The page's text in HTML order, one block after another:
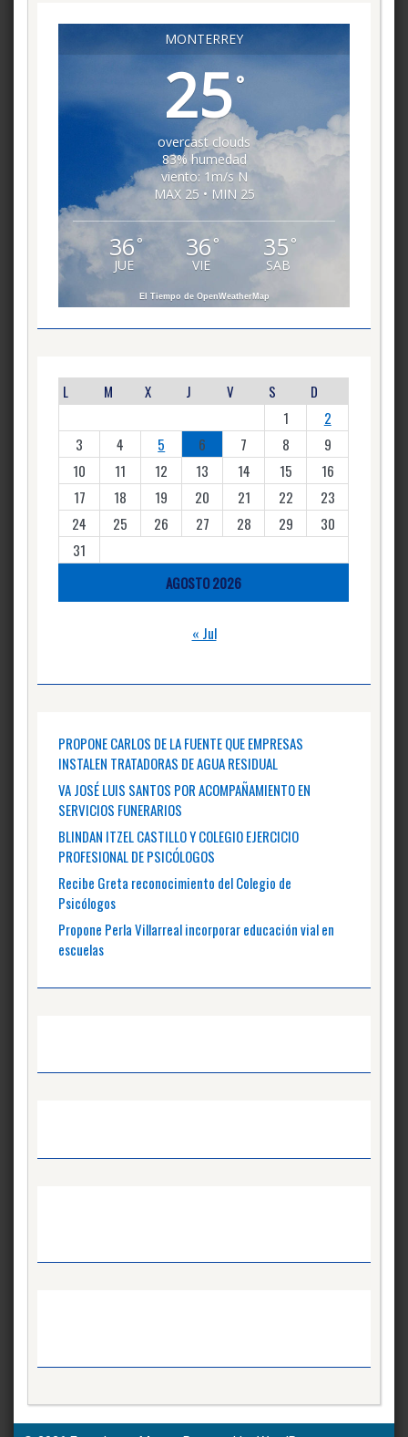
MONTERREY
25°
overcast clouds
83% humedad
viento: 1m/s N
MAX 25 • MIN 25
36 °
JUE
36 °
VIE
35 °
SAB
El Tiempo de OpenWeatherMap
AGOSTO 2026
L M X J V S
D
1
2
3
4 5 6 7 8
9
10
11 12 13 14 15
16
17
18 19 20 21 22
23
24
25 26 27 28 29
30
31
« Jul
PROPONE CARLOS DE LA FUENTE QUE EMPRESAS
INSTALEN TRATADORAS DE AGUA RESIDUAL
VA JOSÉ LUIS SANTOS POR ACOMPAÑAMIENTO EN
SERVICIOS FUNERARIOS
BLINDAN ITZEL CASTILLO Y COLEGIO EJERCICIO
PROFESIONAL DE PSICÓLOGOS
Recibe Greta reconocimiento del Colegio de
Psicólogos
Propone Perla Villarreal incorporar educación vial en
escuelas